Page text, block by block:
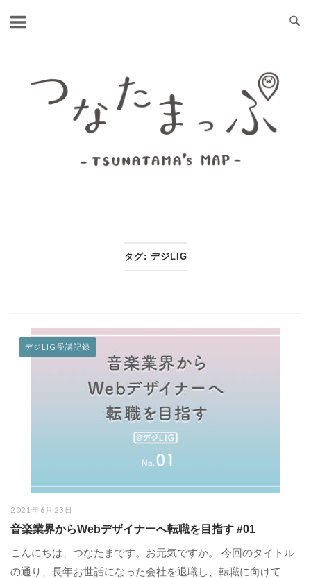
タグ: デジLIG
デジLIG受講記録
2021年6月23日
音楽業界からWebデザイナーへ転職を目指す #01
こんにちは、つなたまです。お元気ですか。 今回のタイトル
の通り、長年お世話になった会社を退職し、転職に向けて